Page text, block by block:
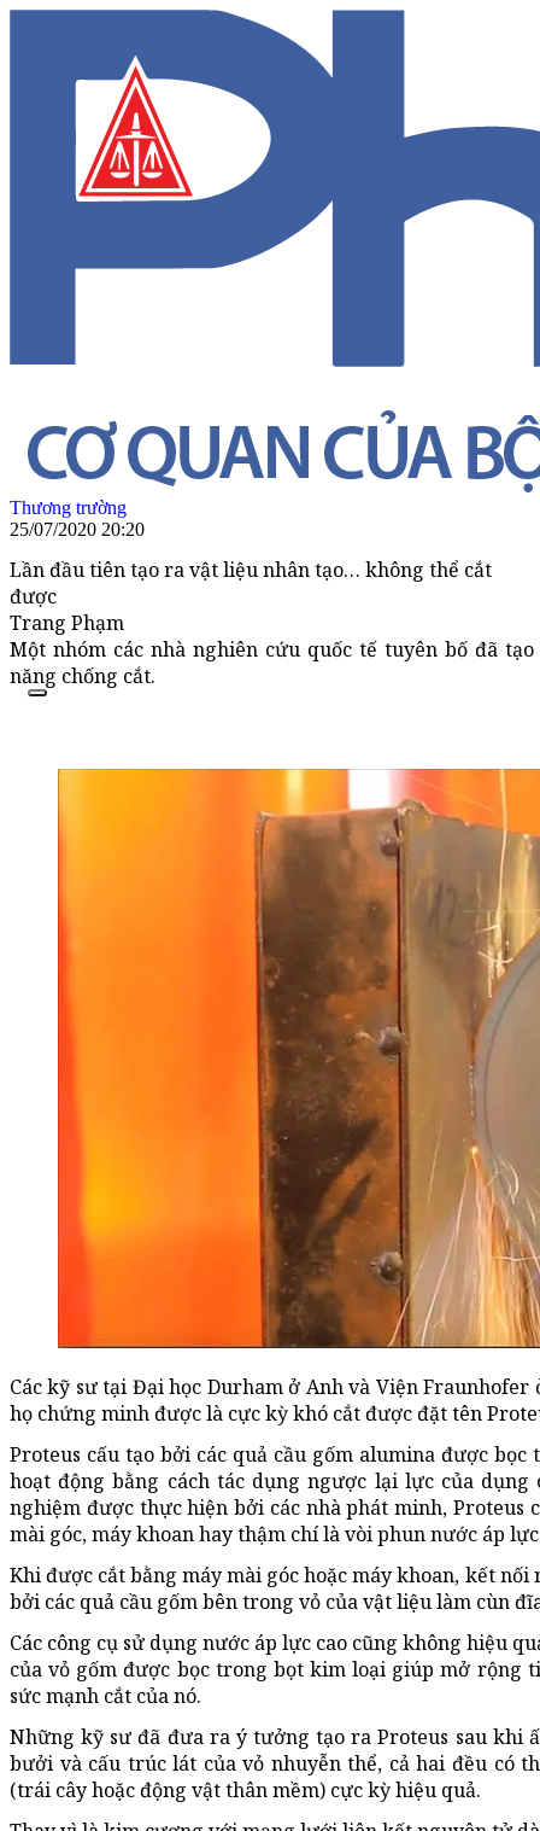
Thương trường
25/07/2020 20:20
Lần đầu tiên tạo ra vật liệu nhân tạo… không thể cắt
được
Trang Phạm
Một nhóm các nhà nghiên cứu quốc tế tuyên bố đã
năng chống cắt.
Các kỹ sư tại Đại học Durham ở Anh và Viện
họ chứng minh được là cực kỳ khó cắt được đặt tên
Proteus cấu tạo bởi các quả cầu gốm alumina được
hoạt động bằng cách tác dụng ngược lại lực của
nghiệm được thực hiện bởi các nhà phát minh, Proteus
mài góc, máy khoan hay thậm chí là vòi phun nước áp
Khi được cắt bằng máy mài góc hoặc máy khoan, kết
bởi các quả cầu gốm bên trong vỏ của vật liệu làm cùn
Các công cụ sử dụng nước áp lực cao cũng không hiệu
của vỏ gốm được bọc trong bọt kim loại giúp mở rộng
sức mạnh cắt của nó.
Những kỹ sư đã đưa ra ý tưởng tạo ra Proteus sau khi
bưởi và cấu trúc lát của vỏ nhuyễn thể, cả hai đều có
(trái cây hoặc động vật thân mềm) cực kỳ hiệu quả.